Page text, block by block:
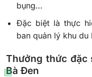
bụng…
Đặc biệt là thực
ban quản lý khu
Thưởng thức đặc
Bà Đen